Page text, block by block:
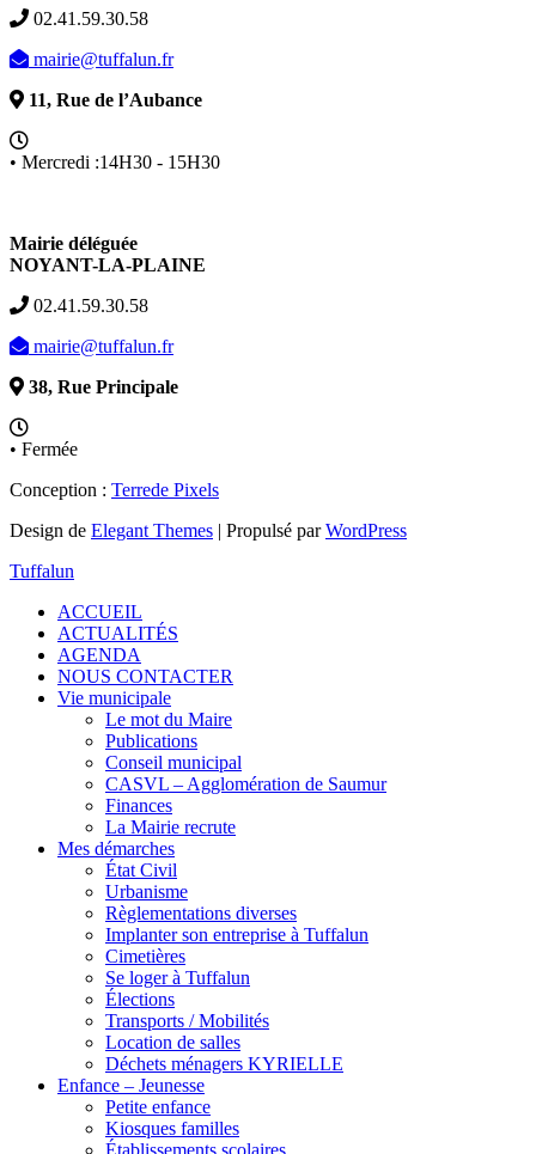
02.41.59.30.58
mairie@tuffalun.fr
11, Rue de l’Aubance
• Mercredi :14H30 - 15H30
Mairie déléguée
NOYANT-LA-PLAINE
02.41.59.30.58
mairie@tuffalun.fr
38, Rue Principale
• Fermée
Conception : Terrede Pixels
Design de Elegant Themes | Propulsé parWordPress
Tuffalun
ACCUEIL
ACTUALITÉS
AGENDA
NOUS CONTACTER
Vie municipale
Le mot du Maire
Publications
Conseil municipal
CASVL – Agglomération de Saumur
Finances
La Mairie recrute
Mes démarches
État Civil
Urbanisme
Règlementations diverses
Implanter son entreprise à Tuffalun
Cimetières
Se loger à Tuffalun
Élections
Transports / Mobilités
Location de salles
Déchets ménagers KYRIELLE
Enfance – Jeunesse
Petite enfance
Kiosques familles
Établissements scolaires